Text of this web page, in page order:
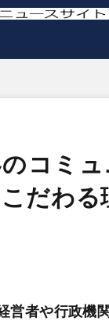
コミュ
だわる
営者や行政機